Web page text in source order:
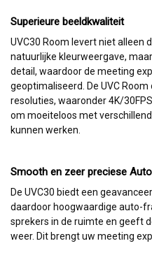
Superieure beeldkwaliteit
UVC30 Room levert niet alleen
natuurlijke kleurweergave,
detail, waardoor de meeting
geoptimaliseerd. De UVC
resoluties, waaronder 4K/
om moeiteloos met
kunnen werken.
Smooth en zeer preciese
De UVC30 biedt een
daardoor hoogwaardige auto-
sprekers in de ruimte en geeft
weer. Dit brengt uw meeting